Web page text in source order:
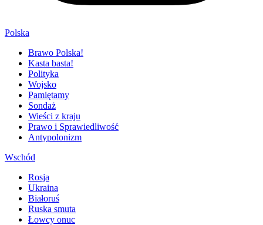
Polska
Brawo Polska!
Kasta basta!
Polityka
Wojsko
Pamiętamy
Sondaż
Wieści z kraju
Prawo i Sprawiedliwość
Antypolonizm
Wschód
Rosja
Ukraina
Białoruś
Ruska smuta
Łowcy onuc